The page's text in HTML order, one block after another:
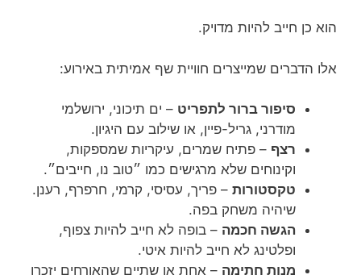
הוא כן חייב להיות מדויק.
אלו הדברים שמייצרים חוויית שף אמיתית באירוע:
סיפור ברור לתפריט – ים תיכוני, ירושלמי
מודרני, גריל-פיין, או שילוב עם היגיון.
רצף – פתיח שמרים, עיקריות שמספקות,
וקינוחים שלא מרגישים כמו ״טוב נו, חייבים״.
טקסטורות – פריך, עסיסי, קרמי, חרפרף, רענן.
שיהיה משחק בפה.
הגשה חכמה – בופה לא חייב להיות צפוף,
ופלטינג לא חייב להיות איטי.
מנות חתימה – אחת או שתיים שהאורחים יזכרו